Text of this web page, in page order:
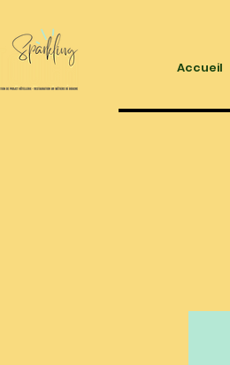
Accueil